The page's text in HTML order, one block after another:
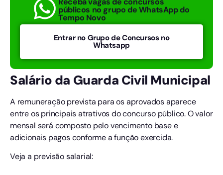
públicos no grupo de WhatsApp do
Tempo Novo
Entrar no Grupo de Concursos no
Whatsapp
Salário da Guarda Civil Municipal
A remuneração prevista para os aprovados aparece
entre os principais atrativos do concurso público. O valor
mensal será composto pelo vencimento base e
adicionais pagos conforme a função exercida.
Veja a previsão salarial: